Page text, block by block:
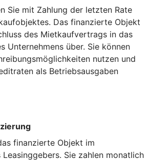
Sie mit Zahlung der letzten Rate
Das finanzierte Objekt
des Mietkaufvertrags in das
Unternehmens über. Sie können
nutzen und
als Betriebsausgaben
finanzierte Objekt im
Sie zahlen monatlich